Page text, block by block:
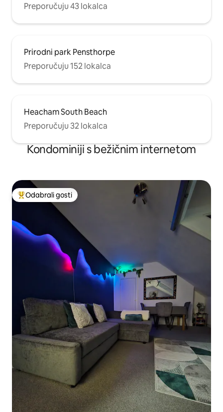
Preporučuju 43 lokalca
Prirodni park Pensthorpe
Preporučuju 152 lokalca
Heacham South Beach
Preporučuju 32 lokalca
Kondominiji s bežičnim internetom
Među najviše rangiranima s oznakom „Odabrali gosti”
Odabrali gosti